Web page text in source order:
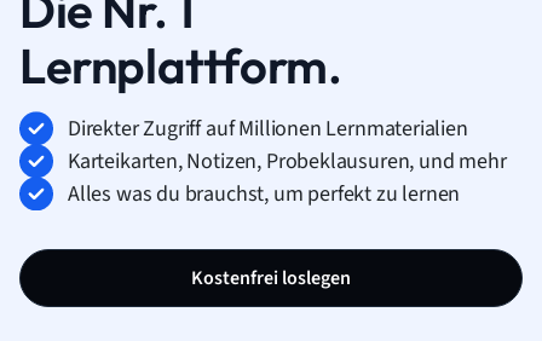
Lernplattform.
Direkter Zugriff auf Millionen Lernmaterialien
Karteikarten, Notizen, Probeklausuren, und mehr
Alles was du brauchst, um perfekt zu lernen
Kostenfrei loslegen